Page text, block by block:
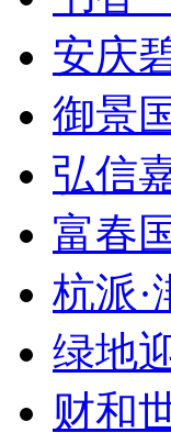
安庆
御景
弘信
富春
杭派·
绿地
财和